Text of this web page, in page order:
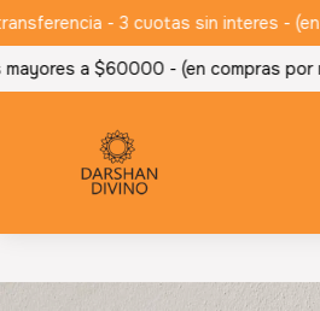
- 3 cuotas sin interes - (en
a $60000 - (en compras por